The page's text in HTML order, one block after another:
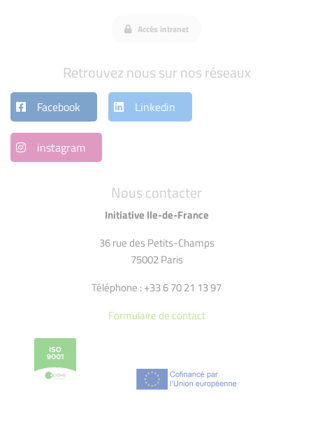
Nous contacter
Initiative Ile-de-France
36 rue des Petits-Champs
75002 Paris
Téléphone : +33 6 70 21 13 97
Formulaire de contact
Accès intranet
Retrouvez nous sur nos réseaux
Facebook Linkedin
instagram